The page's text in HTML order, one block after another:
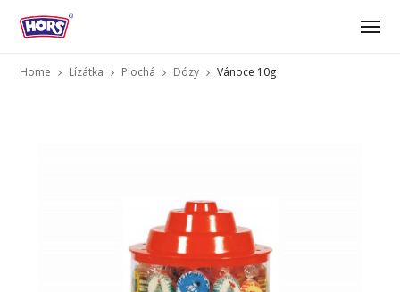
Home Lízátka Plochá Dózy Vánoce 10g